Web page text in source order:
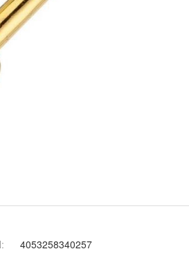
4053258340257